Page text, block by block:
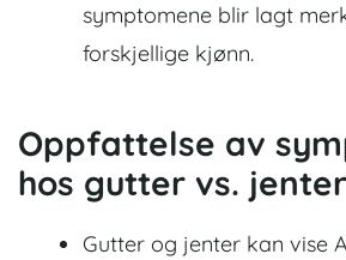
symptomene blir lagt
forskjellige kjønn.
Oppfattelse av
hos gutter vs. jenter
Gutter og jenter kan vise